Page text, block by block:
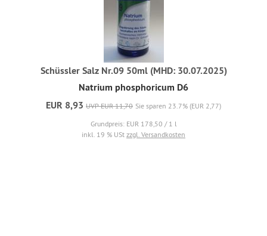
Schüssler Salz Nr.09 50ml (MHD: 30.07.2025)
Natrium phosphoricum D6
EUR 8,93 UVP EUR 11,70 Sie sparen 23.7% (EUR 2,77)
Grundpreis: EUR 178,50 / 1 l
inkl. 19 % USt zzgl. Versandkosten